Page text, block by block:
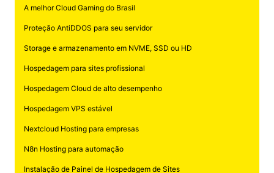
A melhor Cloud Gaming do Brasil
Proteção AntiDDOS para seu servidor
Storage e armazenamento em NVME, SSD ou HD
Hospedagem para sites profissional
Hospedagem Cloud de alto desempenho
Hospedagem VPS estável
Nextcloud Hosting para empresas
N8n Hosting para automação
Instalação de Painel de Hospedagem de Sites